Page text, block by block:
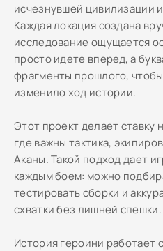
исчезнувшей цивилизации
Каждая локация создана
исследование ощущается
просто идете вперед, а
фрагменты прошлого,
изменило ход истории.
Этот проект делает ставку
где важны тактика,
Аканы. Такой подход дает
каждым боем: можно
тестировать сборки и
схватки без лишней спешки.
История героини работает